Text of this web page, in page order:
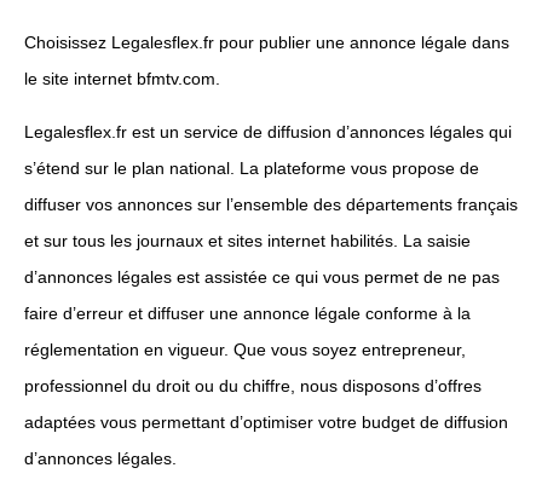
Choisissez Legalesflex.fr pour publier une annonce légale dans
le site internet bfmtv.com.
Legalesflex.fr est un service de diffusion d’annonces légales qui
s’étend sur le plan national. La plateforme vous propose de
diffuser vos annonces sur l’ensemble des départements français
et sur tous les journaux et sites internet habilités. La saisie
d’annonces légales est assistée ce qui vous permet de ne pas
faire d’erreur et diffuser une annonce légale conforme à la
réglementation en vigueur. Que vous soyez entrepreneur,
professionnel du droit ou du chiffre, nous disposons d’offres
adaptées vous permettant d’optimiser votre budget de diffusion
d’annonces légales.